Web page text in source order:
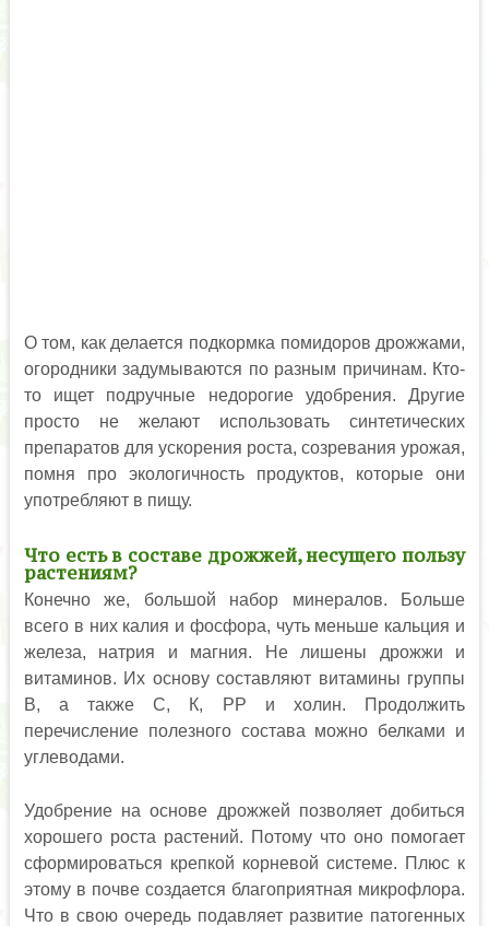
О том, как делается подкормка помидоров дрожжами,
огородники задумываются по разным причинам. Кто-
то ищет подручные недорогие удобрения. Другие
просто не желают использовать синтетических
препаратов для ускорения роста, созревания урожая,
помня про экологичность продуктов, которые они
употребляют в пищу.
Что есть в составе дрожжей, несущего пользу
растениям?
Конечно же, большой набор минералов. Больше
всего в них калия и фосфора, чуть меньше кальция и
железа, натрия и магния. Не лишены дрожжи и
витаминов. Их основу составляют витамины группы
В, а также С, К, РР и холин. Продолжить
перечисление полезного состава можно белками и
углеводами.
Удобрение на основе дрожжей позволяет добиться
хорошего роста растений. Потому что оно помогает
сформироваться крепкой корневой системе. Плюс к
этому в почве создается благоприятная микрофлора.
Что в свою очередь подавляет развитие патогенных